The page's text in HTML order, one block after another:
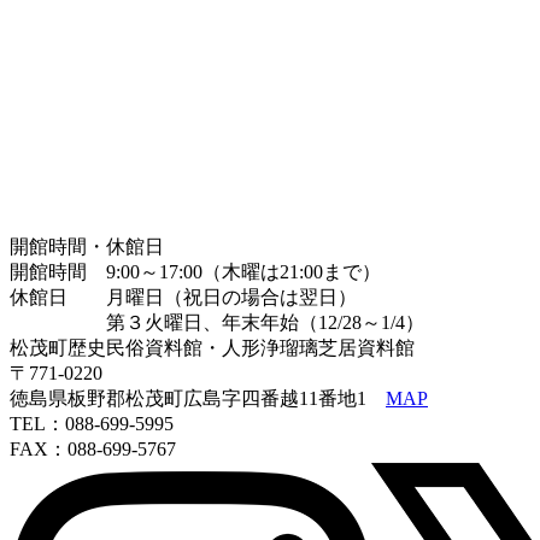
開館時間・休館日
開館時間 9:00～17:00（木曜は21:00まで）
休館日 月曜日（祝日の場合は翌日）
第３火曜日、年末年始（12/28～1/4）
松茂町歴史民俗資料館・人形浄瑠璃芝居資料館
〒771-0220
徳島県板野郡松茂町広島字四番越11番地1 MAP
TEL：088-699-5995
FAX：088-699-5767